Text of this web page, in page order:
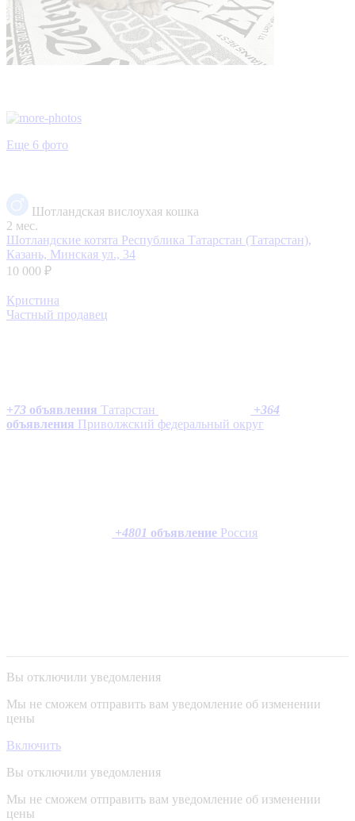
Еще 6 фото
Шотландская вислоухая кошка
2 мес.
Шотландские котята Республика Татарстан (Татарстан),
Казань, Минская ул., 34
10 000 ₽
Кристина
Частный продавец
+73 объявления Татарстан +364
объявления Приволжский федеральный округ
+4801 объявление Россия
Вы отключили уведомления
Мы не сможем отправить вам уведомление об изменении
цены
Включить
Вы отключили уведомления
Мы не сможем отправить вам уведомление об изменении
цены